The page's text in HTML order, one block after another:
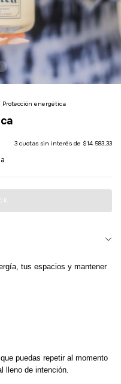
Protección energética
3 cuotas sin interés de $14.583,33
tus espacios y mantener
puedas repetir al momento
lleno de intención.